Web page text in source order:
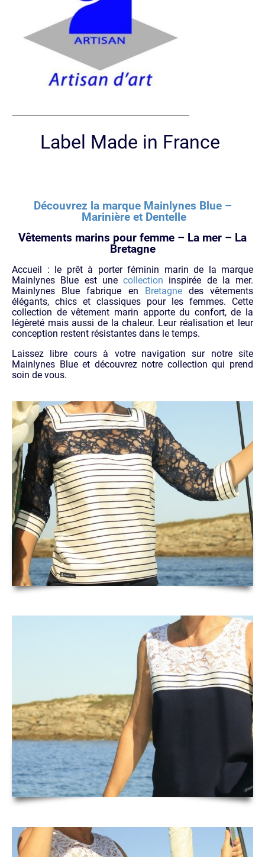
Label Made in France
Découvrez la marque Mainlynes Blue –
Marinière et Dentelle
Vêtements marins pour femme – La mer – La
Bretagne
Accueil : le prêt à porter féminin marin de la marque
Mainlynes Blue est une collection inspirée de la mer.
Mainlynes Blue fabrique en Bretagnedes vêtements
élégants, chics et classiques pour les femmes. Cette
collection de vêtement marin apporte du confort, de la
légèreté mais aussi de la chaleur. Leur réalisation et leur
conception restent résistantes dans le temps.
Laissez libre cours à votre navigation sur notre site
Mainlynes Blue et découvrez notre collection qui prend
soin de vous.